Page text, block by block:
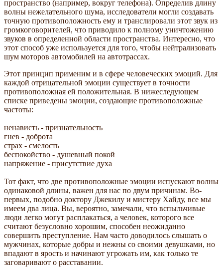
пространство (например, вокруг телефона). Определив длину
волны нежелательного шума, исследователи могли создавать
точную противоположность ему и транслировали этот звук из
громкоговорителей, что приводило к полному уничтожению
звуков в определенной области пространства. Интересно, что
этот способ уже используется для того, чтобы нейтрализовать
шум моторов автомобилей на автотрассах.
Этот принцип применим и в сфере человеческих эмоций. Для
каждой отрицательной эмоции существует в точности
противоположная ей положительная. В нижеследующем
списке приведены эмоции, создающие противоположные
частоты:
ненависть - признательность
гнев - доброта
страх - смелость
беспокойство - душевный покой
напряжение - присутствие духа
Тот факт, что две противоположные эмоции испускают волны
одинаковой длины, важен для нас по двум причинам. Во-
первых, подобно доктору Джекилу и мистеру Хайду, все мы
имеем два лица. Вы, вероятно, замечали, что вспыльчивые
люди легко могут расплакаться, а человек, которого все
считают безусловно хорошим, способен неожиданно
совершить преступление. Нам часто доводилось слышать о
мужчинах, которые добры и нежны со своими девушками, но
впадают в ярость и начинают угрожать им, как только те
заговаривают о расставании.